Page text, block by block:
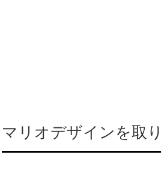
マリオデザインを取